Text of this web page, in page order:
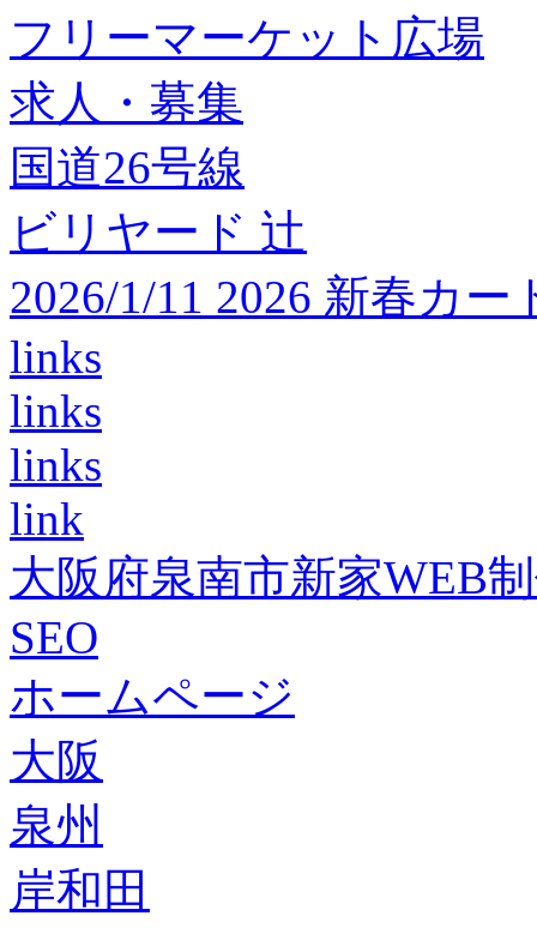
フリーマーケット広場
求人・募集
国道26号線
ビリヤード 辻
2026/1/11 2026 新春カ
links
links
links
link
大阪府泉南市新家WEB
SEO
ホームページ
大阪
泉州
岸和田